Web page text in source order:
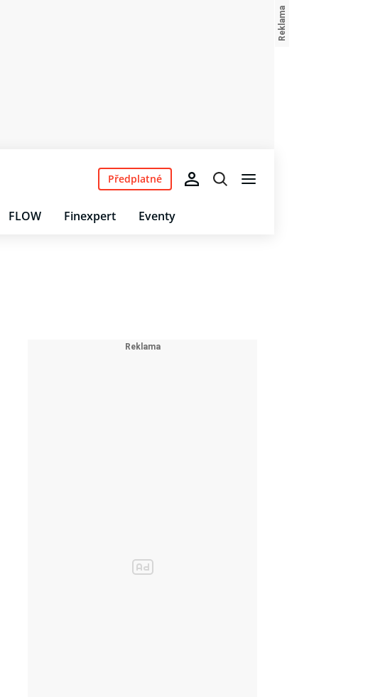
FLOW Finexpert Eventy
Předplatné